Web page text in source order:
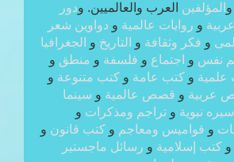
المؤلفين العرب والعالميين. ودور
و روايات عالمية و دواوين شعر
و فكر وثقافة و التاريخ و الجغرافيا
نفس و اجتماع و فلسفة و منطق و
علمية و كتب عامة و كتب متنوعة و
عربية و قصص عالمية و سينما
سيره نبوية و تراجم ومذكرات و
و قواميس ومعاجم و كتب قانون و
و كتب إسلامية و رسائل ماجستير